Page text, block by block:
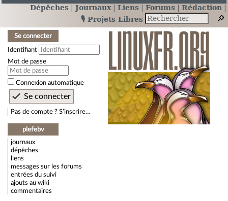
Dépêches Journaux Liens Forums
Rédaction
🎙️ Projets Libres
Se connecter
Identifiant
Mot de passe
Connexion automatique
Pas de compte ? S’inscrire…
plefebv
journaux
dépêches
liens
messages sur les forums
entrées du suivi
ajouts au wiki
commentaires